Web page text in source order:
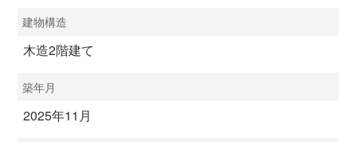
建物構造
木造2階建て
築年月
2025年11月